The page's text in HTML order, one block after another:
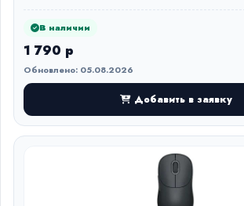
В наличии
1 790 р
Обновлено: 05.08.2026
Добавить в заявку